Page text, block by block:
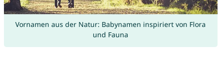
Vornamen aus der Natur: Babynamen inspiriert von Flora
und Fauna